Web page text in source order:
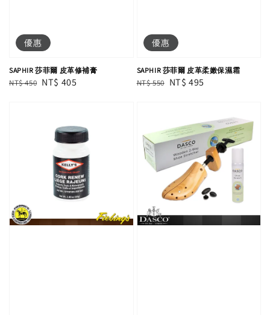
優惠
SAPHIR 莎菲爾 皮革修補膏
Regular
NT$ 450 Sale
NT$ 405
優惠
SAPHIR 莎菲爾 皮革柔嫩保濕霜
Regular
NT$ 550 Sale
NT$ 495